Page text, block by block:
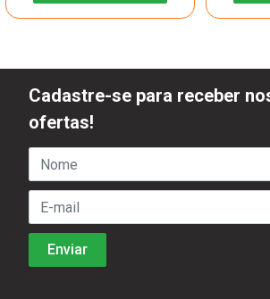
Cadastre-se para receber
ofertas!